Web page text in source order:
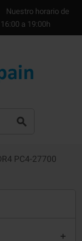
Nuestro horario de
a 19:00h

PC4-27700
